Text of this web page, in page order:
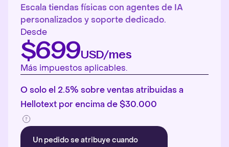
Escala tiendas físicas con agentes de IA
personalizados y soporte dedicado.
Desde
$699USD/mes
Más impuestos aplicables.
O solo el 2.5% sobre ventas atribuidas a
Hellotext por encima de $30.000
Un pedido se atribuye cuando